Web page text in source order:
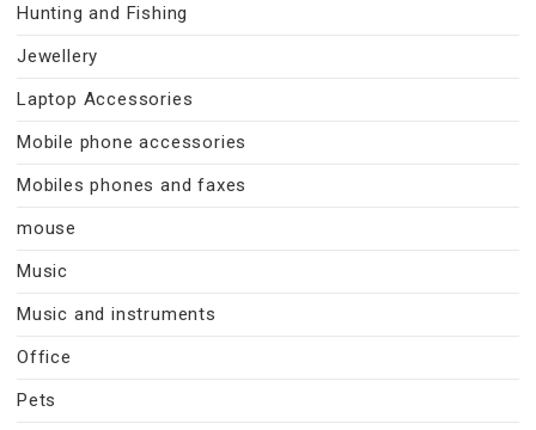
Hunting and Fishing
Jewellery
Laptop Accessories
Mobile phone accessories
Mobiles phones and faxes
mouse
Music
Music and instruments
Office
Pets